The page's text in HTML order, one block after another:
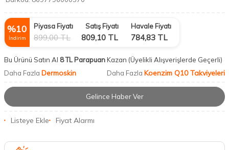
%10
İndirim
Piyasa Fiyatı
899,00TL
Satış Fiyatı
809,10 TL
Havale Fiyatı
784,83 TL
Bu Ürünü Satın Al 8 TL ParapuanKazan (Üyelikli Alışverişlerde Geçerli)
Daha Fazla Dermoskin Daha Fazla Koenzim Q10 Takviyeleri
Gelince Haber Ver
Listeye Ekle Fiyat Alarmı